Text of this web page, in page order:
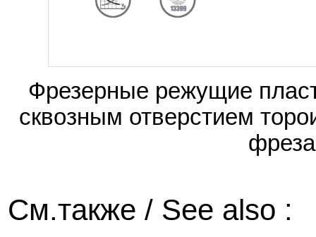
Фрезерные режущие
сквозным отверстием
См.также / See also :